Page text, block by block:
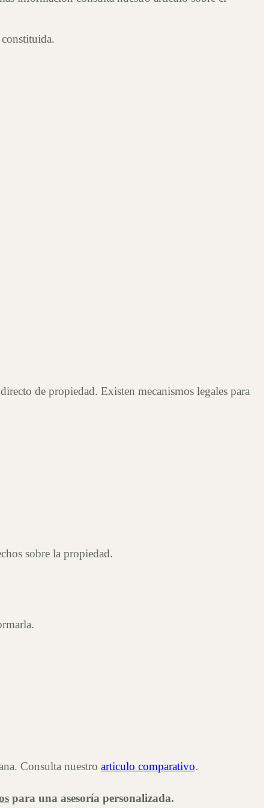
de propiedad. Existen mecanismos legales para
sobre la propiedad.
Consulta nuestro articulo comparativo.
para una asesoría personalizada.